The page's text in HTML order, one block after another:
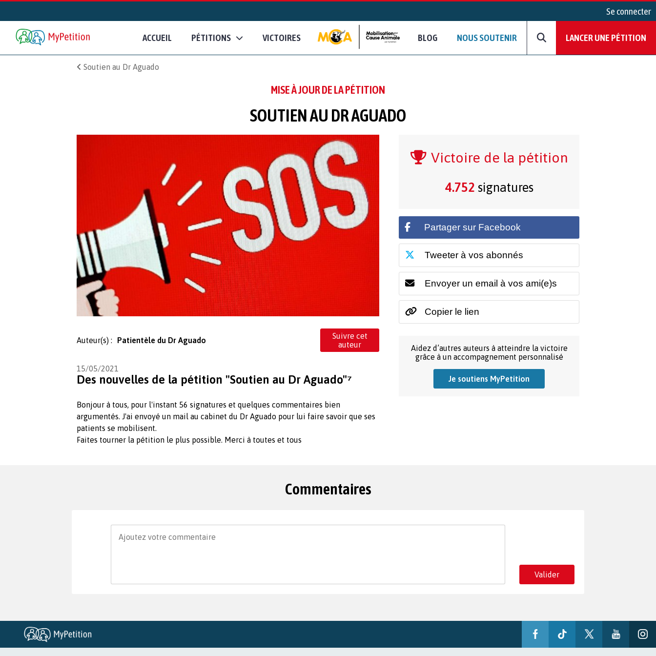
Se connecter
ACCUEIL PÉTITIONS VICTOIRES BLOG NOUS SOUTENIR LANCER UNE PÉTITION
Soutien au Dr Aguado
MISE À JOUR DE LA PÉTITION
SOUTIEN AU DR AGUADO
Auteur(s) : Patientèle du Dr Aguado
Suivre cet
auteur
15/05/2021
Des nouvelles de la pétition "Soutien au Dr Aguado"⁷
Bonjour à tous, pour l'instant 56 signatures et quelques commentaires bien
argumentés. J'ai envoyé un mail au cabinet du Dr Aguado pour lui faire savoir que ses
patients se mobilisent.
Faites tourner la pétition le plus possible. Merci à toutes et tous
Victoire de la pétition
4.752 signatures
Partager sur Facebook
Tweeter à vos abonnés
Envoyer un email à vos ami(e)s
Copier le lien
Aidez d’autres auteurs à atteindre la victoire
grâce à un accompagnement personnalisé
Je soutiens MyPetition
Commentaires
Valider